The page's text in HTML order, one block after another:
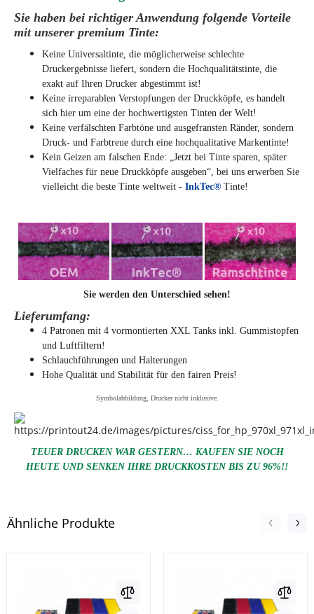
Sie haben bei richtiger Anwendung folgende Vorteile
mit unserer premium Tinte:
Keine Universaltinte, die möglicherweise schlechte
Druckergebnisse liefert, sondern die Hochqualitätstinte, die
exakt auf Ihren Drucker abgestimmt ist!
Keine irreparablen Verstopfungen der Druckköpfe, es handelt
sich hier um eine der hochwertigsten Tinten der Welt!
Keine verfälschten Farbtöne und ausgefransten Ränder, sondern
Druck- und Farbtreue durch eine hochqualitative Markentinte!
Kein Geizen am falschen Ende: „Jetzt bei Tinte sparen, später
Vielfaches für neue Druckköpfe ausgeben“, bei uns erwerben Sie
vielleicht die beste Tinte weltweit - InkTec® Tinte!
Sie werden den Unterschied sehen!
Lieferumfang:
4 Patronen mit 4 vormontierten XXL Tanks inkl. Gummistopfen
und Luftfiltern!
Schlauchführungen und Halterungen
Hohe Qualität und Stabilität für den fairen Preis!
Symbolabbildung, Drucker nicht inklusive.
TEUER DRUCKEN WAR GESTERN… KAUFEN SIE NOCH
HEUTE UND SENKEN IHRE DRUCKKOSTEN BIS ZU 96%!!
Ähnliche Produkte